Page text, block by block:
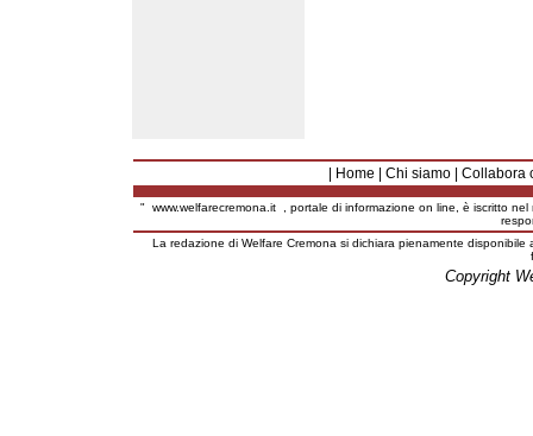
Home Chi siamo Collabora
" www.welfarecremona.it, portale di informazione on line, è iscritto nel
La redazione di Welfare Cremona si dichiara pienamente
Copyright